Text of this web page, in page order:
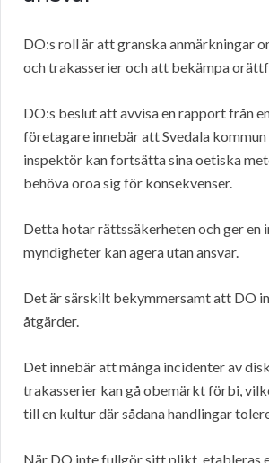
DO:s roll är att granska anmärkningar
och trakasserier och att bekämpa
DO:s beslut att avvisa en rapport från
företagare innebär att Svedala kommun
inspektör kan fortsätta sina oetiska
behöva oroa sig för konsekvenser.
Detta hotar rättssäkerheten och ger en
myndigheter kan agera utan ansvar.
Det är särskilt bekymmersamt att DO
åtgärder.
Det innebär att många incidenter av
trakasserier kan gå obemärkt förbi,
till en kultur där sådana handlingar
När DO inte fullgör sitt plikt, etableras